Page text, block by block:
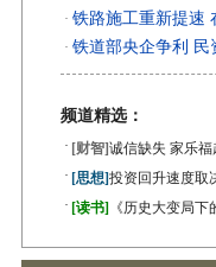
· 铁路施工重新提速
· 铁道部央企争利 民
频道精选：
· [财智]诚信缺失 家乐
· [思想]投资回升速度取
· [读书] 《历史大变局下